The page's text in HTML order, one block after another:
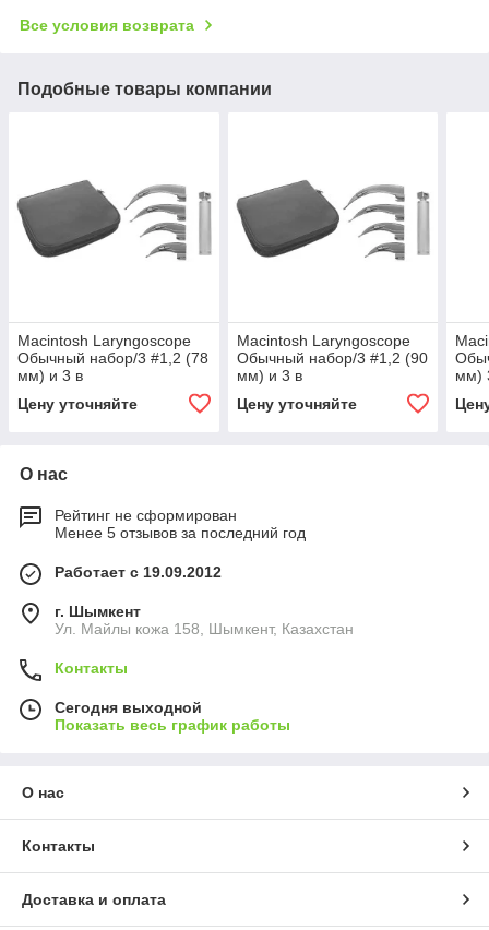
Все условия возврата
Подобные товары компании
Macintosh Laryngoscope
Обычный набор/3 #1,2 (78
мм) и 3 в
Цену уточняйте
Macintosh Laryngoscope
Обычный набор/3 #1,2 (90
мм) и 3 в
Цену уточняйте
мм)
О нас
Рейтинг не сформирован
Менее 5 отзывов за последний год
Работает с 19.09.2012
г. Шымкент
Ул. Майлы кожа 158, Шымкент, Казахстан
Контакты
Сегодня выходной
Показать весь график работы
О нас
Контакты
Доставка и оплата